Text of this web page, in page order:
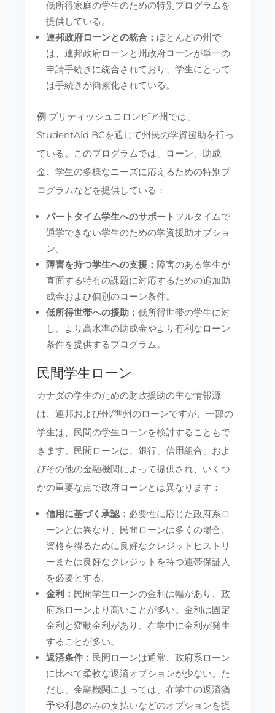
低所得家庭の学生のための特別プログラムを
提供している。
連邦政府ローンとの統合： ほとんどの州で
は、連邦政府ローンと州政府ローンが単一の
申請手続きに統合されており、学生にとって
は手続きが簡素化されている。
例 ブリティッシュコロンビア州では、
StudentAid BCを通じて州民の学資援助を行っ
ている。このプログラムでは、ローン、助成
金、学生の多様なニーズに応えるための特別プ
ログラムなどを提供している：
パートタイム学生へのサポート フルタイムで
通学できない学生のための学資援助オプショ
ン。
障害を持つ学生への支援：障害のある学生が
直面する特有の課題に対応するための追加助
成金および個別のローン条件。
低所得世帯への援助：低所得世帯の学生に対
し、より高水準の助成金やより有利なローン
条件を提供するプログラム。
民間学生ローン
カナダの学生のための財政援助の主な情報源
は、連邦および州/準州のローンですが、一部の
学生は、民間の学生ローンを検討することもで
きます。民間ローンは、銀行、信用組合、およ
びその他の金融機関によって提供され、いくつ
かの重要な点で政府ローンとは異なります：
信用に基づく承認： 必要性に応じた政府系ロ
ーンとは異なり、民間ローンは多くの場合、
資格を得るために良好なクレジットヒストリ
ーまたは良好なクレジットを持つ連帯保証人
を必要とする。
金利： 民間学生ローンの金利は幅があり、政
府系ローンより高いことが多い。金利は固定
金利と変動金利があり、在学中に金利が発生
することが多い。
返済条件： 民間ローンは通常、政府系ローン
に比べて柔軟な返済オプションが少ない。た
だし、金融機関によっては、在学中の返済猶
予や利息のみの支払いなどのオプションを提